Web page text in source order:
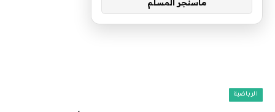
الرياضية
ماسنجر المسلم